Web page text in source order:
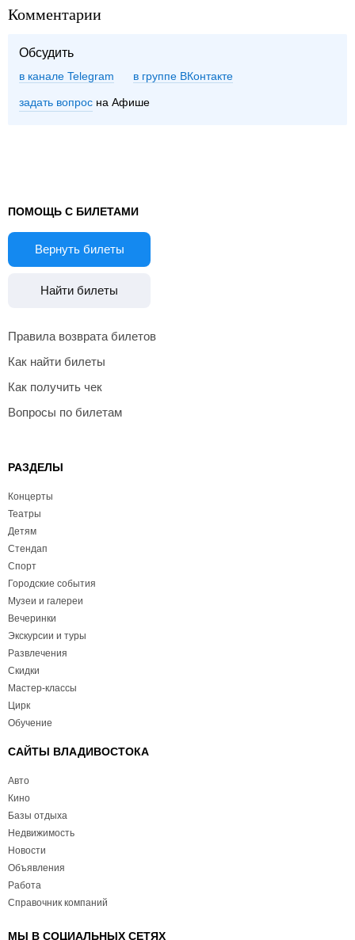
Комментарии
Обсудить
в канале Telegram группе ВКонтакте
задать вопрос на Афише
ПОМОЩЬ С БИЛЕТАМИ
Вернуть билеты
Найти билеты
Правила возврата билетов
Как найти билеты
Как получить чек
Вопросы по билетам
РАЗДЕЛЫ
Концерты
Театры
Детям
Стендап
Спорт
Городские события
Музеи и галереи
Вечеринки
Экскурсии и туры
Развлечения
Скидки
Мастер-классы
Цирк
Обучение
САЙТЫ ВЛАДИВОСТОКА
Авто
Кино
Базы отдыха
Недвижимость
Новости
Объявления
Работа
Справочник компаний
МЫ В СОЦИАЛЬНЫХ СЕТЯХ